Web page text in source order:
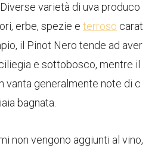
varietà di uva produco
erbe, spezie e terroso carat
il Pinot Nero tende ad aver
e sottobosco, mentre il
vanta generalmente note di c
bagnata.
non vengono aggiunti al vino,